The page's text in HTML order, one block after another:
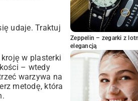
udaje. Traktuj
w plasterki
– wtedy
warzywa na
metodę, która
Zeppelin – zegarki z
elegancją